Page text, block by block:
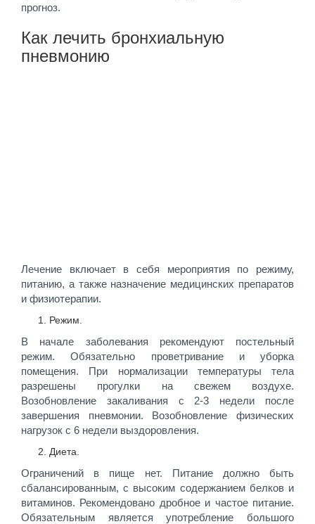
прогноз.
Как лечить бронхиальную
пневмонию
Лечение включает в себя мероприятия по режиму,
питанию, а также назначение медицинских препаратов
и физиотерапии.
Режим.
В начале заболевания рекомендуют постельный
режим. Обязательно проветривание и уборка
помещения. При нормализации температуры тела
разрешены прогулки на свежем воздухе.
Возобновление закаливания с 2-3 недели после
завершения пневмонии. Возобновление физических
нагрузок с 6 недели выздоровления.
Диета.
Ограничений в пище нет. Питание должно быть
сбалансированным, с высоким содержанием белков и
витаминов. Рекомендовано дробное и частое питание.
Обязательным является употребление большого